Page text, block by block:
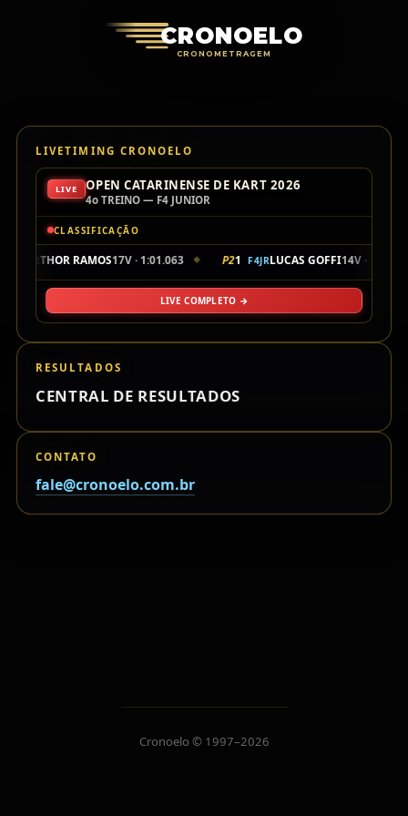
CRONOELO
CRONOMETRAGEM
LIVETIMING CRONOELO
LIVE OPEN CATARINENSE DE KART 2026
4o TREINO — F4 JUNIOR
CLASSIFICAÇÃO
F4JRTHOR RAMOS17V · 1:01.063 ◆ P21 F4JRLUCAS GOFFI14V ·
LIVE COMPLETO →
RESULTADOS
CENTRAL DE RESULTADOS
CONTATO
fale@cronoelo.com.br
Cronoelo © 1997–2026